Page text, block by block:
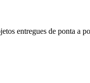
entregues de ponta a